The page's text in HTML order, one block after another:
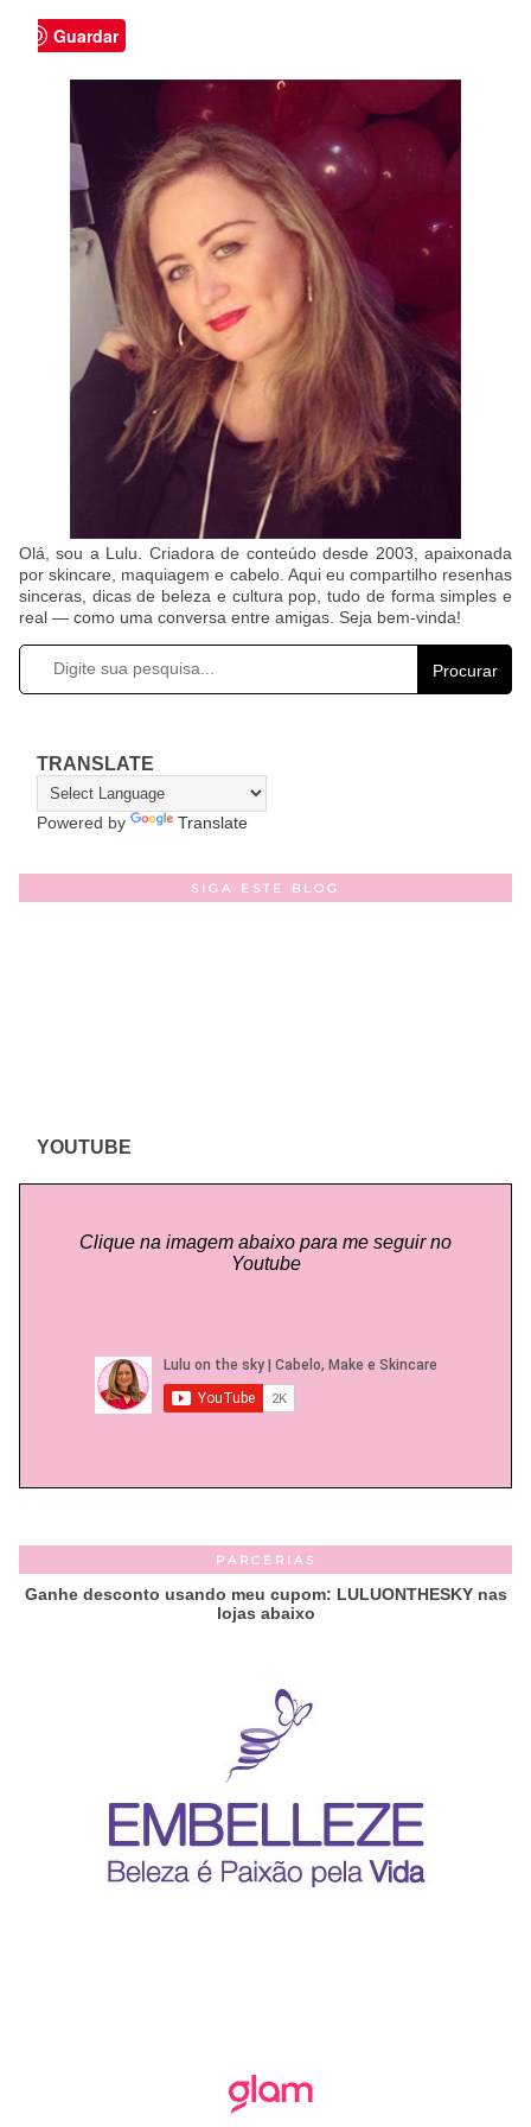
Guardar
Olá, sou a Lulu. Criadora de conteúdo desde 2003, apaixonada
por skincare, maquiagem e cabelo. Aqui eu compartilho resenhas
sinceras, dicas de beleza e cultura pop, tudo de forma simples e
real — como uma conversa entre amigas. Seja bem-vinda!
Procurar
TRANSLATE
Powered by Translate
SIGA ESTE BLOG
YOUTUBE
Clique na imagem abaixo para me seguir no
Youtube
PARCERIAS
Ganhe desconto usando meu cupom: LULUONTHESKY nas
lojas abaixo